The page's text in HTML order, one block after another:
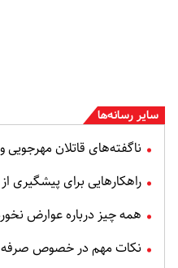
سایر رسانه‌ها
ناگفته‌های قاتلان
راهکارهایی برای پیشگیری از
همه چیز درباره عوارض
نکات مهم در خصوص